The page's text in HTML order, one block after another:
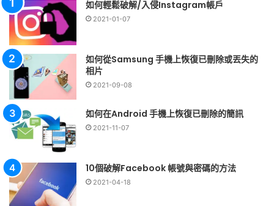
如何輕鬆破解/入侵Instagram帳戶
2021-01-07
如何從Samsung 手機上恢復已刪除或丟失的
相片
2021-09-08
如何在Android 手機上恢復已刪除的簡訊
2021-11-07
10個破解Facebook 帳號與密碼的方法
2021-04-18